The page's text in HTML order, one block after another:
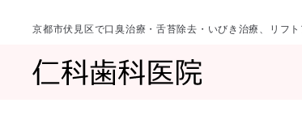
京都市伏見区で口臭治療・舌苔除去・いびき治療、リフ